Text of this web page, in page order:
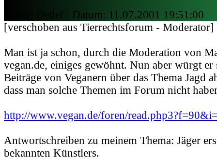
Autor: Detlef | Datum: 11.07.2001 19:51:00
[verschoben aus Tierrechtsforum - Moderator]
Man ist ja schon, durch die Moderation von
vegan.de, einiges gewöhnt. Nun aber würgt er
Beiträge von Veganern über das Thema Jagd
dass man solche Themen im Forum nicht
http://www.vegan.de/foren/
Antwortschreiben zu meinem Thema: Jäger
bekannten Künstlers.